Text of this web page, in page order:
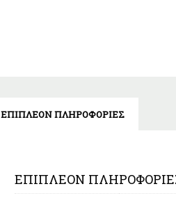
ΕΠΙΠΛΈΟΝ ΠΛΗΡΟΦΟΡΊΕΣ
ΕΠΙΠΛΈΟΝ